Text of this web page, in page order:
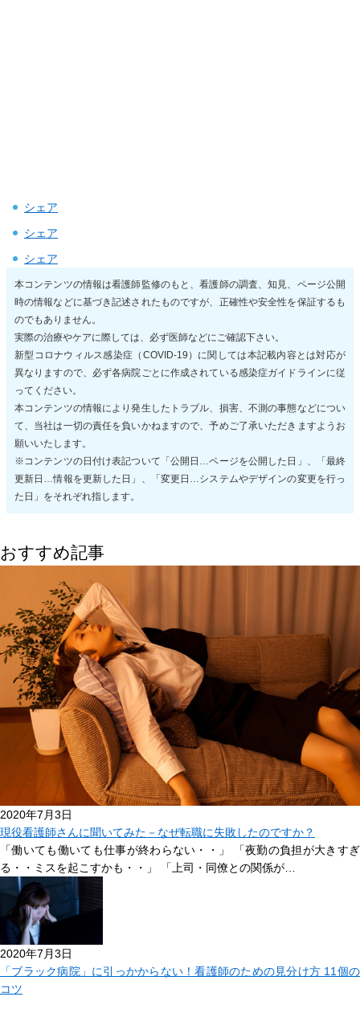
シェア
シェア
シェア
本コンテンツの情報は看護師監修のもと、看護師の調査、知見、ページ公開
時の情報などに基づき記述されたものですが、正確性や安全性を保証するも
のでもありません。
実際の治療やケアに際しては、必ず医師などにご確認下さい。
新型コロナウィルス感染症（COVID-19）に関しては本記載内容とは対応が
異なりますので、必ず各病院ごとに作成されている感染症ガイドラインに従
ってください。
本コンテンツの情報により発生したトラブル、損害、不測の事態などについ
て、当社は一切の責任を負いかねますので、予めご了承いただきますようお
願いいたします。
※コンテンツの日付け表記ついて「公開日…ページを公開した日」、「最終
更新日…情報を更新した日」、「変更日…システムやデザインの変更を行っ
た日」をそれぞれ指します。
おすすめ記事
2020年7月3日
現役看護師さんに聞いてみた－なぜ転職に失敗したのですか？
「働いても働いても仕事が終わらない・・」 「夜勤の負担が大きすぎ
る・・ミスを起こすかも・・」 「上司・同僚との関係が…
2020年7月3日
「ブラック病院」に引っかからない！看護師のための見分け方 11個の
コツ